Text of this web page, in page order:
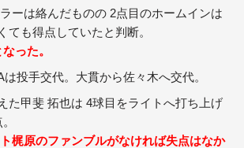
ーは絡んだものの 2点目のホームインは
ても得点していたと判断。
った。
は投手交代。大貫から佐々木へ交代。
た甲斐 拓也は 4球目をライトへ打ち上げ
梶原のファンブルがなければ失点はなか